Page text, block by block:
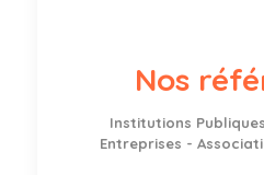
Nos
Institutions
Entreprises -